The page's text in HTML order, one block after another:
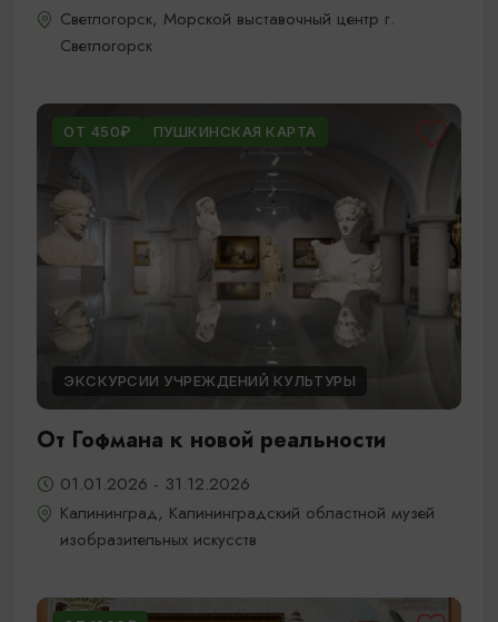
Светлогорск, Морской выставочный центр г.
Светлогорск
ОТ 450₽ ПУШКИНСКАЯ КАРТА
ЭКСКУРСИИ УЧРЕЖДЕНИЙ КУЛЬТУРЫ
От Гофмана к новой реальности
01.01.2026 - 31.12.2026
Калининград, Калининградский областной музей
изобразительных искусств